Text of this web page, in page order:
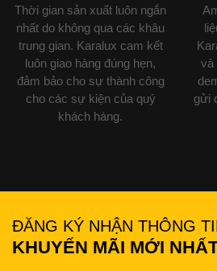
Thời gian sản xuất luôn ngắn
nhất do không qua các khâu
trung gian. Karalux cam kết
luôn giao hàng đúng hẹn,
đảm bảo cho sự thành công
cho các sự kiện của quý
khách hàng.
và
gửi
ĐĂNG KÝ NHẬN THÔNG
KHUYẾN MÃI MỚI